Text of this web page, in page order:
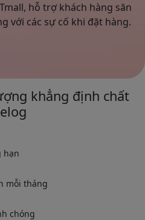
hỗ trợ khách hàng săn
với các sự cố khi đặt hàng.
khẳng định chất
hạn
mỗi tháng
chóng